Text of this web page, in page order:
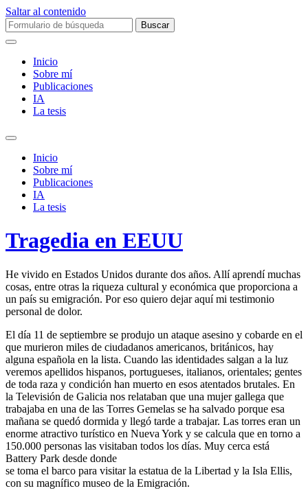
Saltar al contenido
Buscar:
Inicio
Sobre mí­
Publicaciones
IA
La tesis
Alternar
campo
búsqueda
Inicio
Sobre mí­
Publicaciones
IA
La tesis
Tragedia en EEUU
He vivido en Estados Unidos durante dos años. Allí aprendí muchas
cosas, entre otras la riqueza cultural y económica que proporciona a
un país su emigración. Por eso quiero dejar aquí mi testimonio
personal de dolor.
El día 11 de septiembre se produjo un ataque asesino y cobarde en el
que murieron miles de ciudadanos americanos, británicos, hay
alguna española en la lista. Cuando las identidades salgan a la luz
veremos apellidos hispanos, portugueses, italianos, orientales; gentes
de toda raza y condición han muerto en esos atentados brutales. En
la Televisión de Galicia nos relataban que una mujer gallega que
trabajaba en una de las Torres Gemelas se ha salvado porque esa
mañana se quedó dormida y llegó tarde a trabajar. Las torres eran un
enorme atractivo turístico en Nueva York y se calcula que en torno a
150.000 personas las visitaban todos los días. Muy cerca está
Battery Park desde donde
se toma el barco para visitar la estatua de la Libertad y la Isla Ellis,
con su magnífico museo de la Emigración.